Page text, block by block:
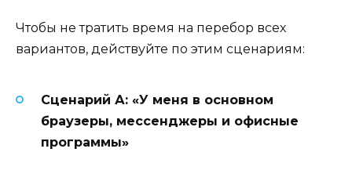
Чтобы не тратить время на перебор всех
вариантов, действуйте по этим сценариям:
Сценарий А: «У меня в основном
браузеры, мессенджеры и офисные
программы»